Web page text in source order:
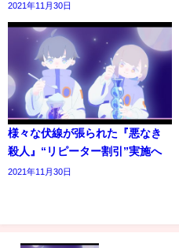
2021年11月30日
様々な伏線が張られた『悪なき
殺人』“リピーター割引”実施へ
2021年11月30日